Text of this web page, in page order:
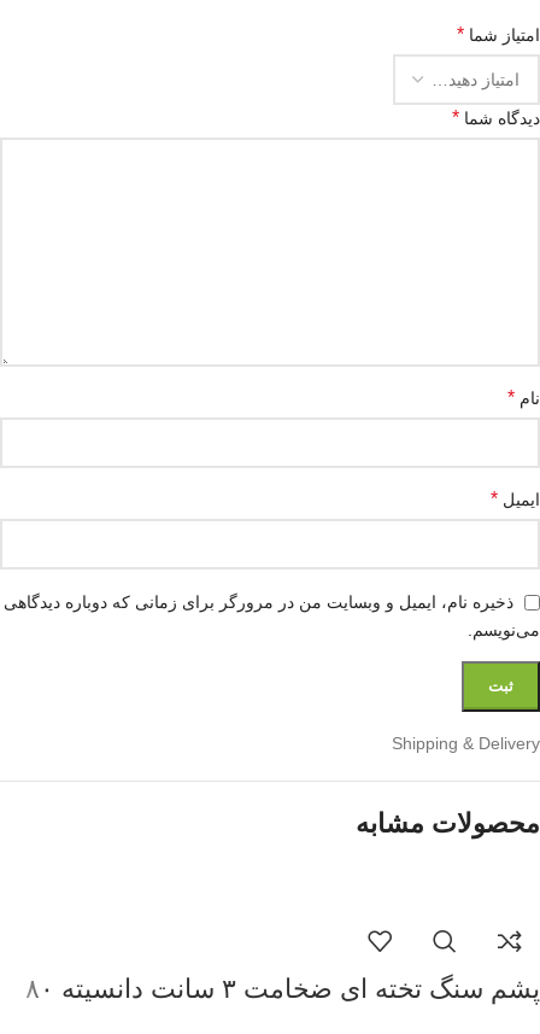
امتیاز شما *
دیدگاه شما *
نام *
ایمیل *
ذخیره نام، ایمیل و وبسایت من در مرورگر برای زمانی که دوباره دیدگاهی
می‌نویسم.
Shipping & Delivery
محصولات مشابه
پشم سنگ تخته ای ضخامت ۳ سانت دانسیته ۸۰